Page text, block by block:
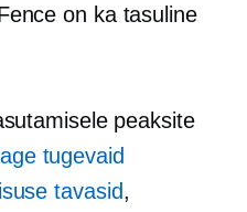
on ka tasuline
peaksite
tugevaid
tavasid,